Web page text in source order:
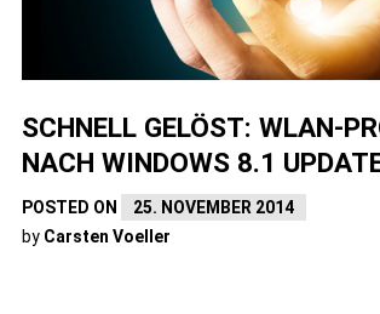
SCHNELL GELÖST: WLAN-
NACH WINDOWS 8.1
POSTED ON
25. NOVEMBER 2014
by Carsten Voeller